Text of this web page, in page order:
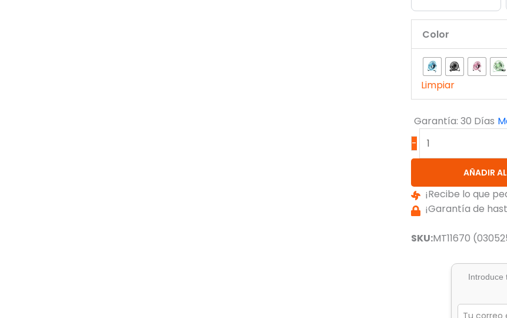
Color
Limpiar
Garantía: 30 Días
-
AÑADIR
¡Recibe lo que
¡Garantía de
SKU:MT11670
Introduce